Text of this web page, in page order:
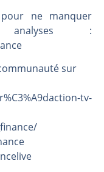
ne manquer
:
sur
tv-